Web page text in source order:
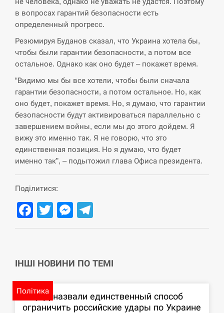
СЕРПЕНЬ
13:53
В Москве пожаловались на “кратный рост” атак
дронов Украины
СЕРПЕНЬ
13:40
Біля українського літака в аеропорту Лейпцига
виявили дрон, ймовірно, з…
СЕРПЕНЬ
13:23
“Они должны быть уничтожены”: в МИДе
ответили, как отреагируют на…
13:10
Тайвань проводить найбільші військові
навчання на тлі загрози вторгнення з…
12:53
США обсуждают лицензии на Patriot для
СЕРПЕНЬ
в вопросах гарантий безопасности есть
определенный прогресс.
Резюмируя Буданов сказал, что Украина хотела бы,
чтобы были гарантии безопасности, а потом все
остальное. Однако как оно будет – покажет время.
“Видимо мы бы все хотели, чтобы были сначала
гарантии безопасности, а потом остальное. Но, как
оно будет, покажет время. Но, я думаю, что гарантии
безопасности будут активироваться параллельно с
завершением войны, если мы до этого дойдем. Я
вижу это именно так. Я не говорю, что это
единственная позиция. Но я думаю, что будет
именно так”, – подытожил глава Офиса президента.
Поділитися:
Facebook
TwitterMessenger
ІНШІ НОВИНИ ПО ТЕМІ
Політика
В ЦПД назвали единственный способ
ограничить российские удары по Украине